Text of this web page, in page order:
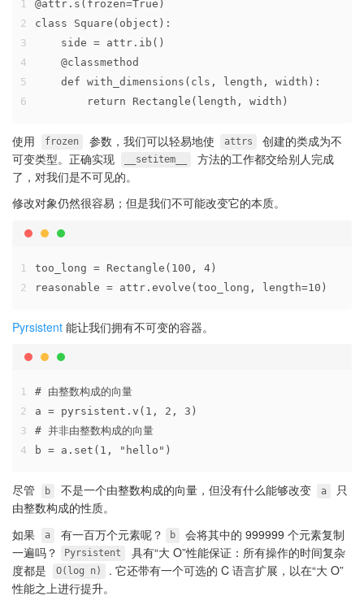
1
2
3
4
5
6
@attr.s(frozen=True)
class Square(object):
    side = attr.ib()
    @classmethod
    def with_dimensions(cls, length, width):
        return Rectangle(length, width)
使用 frozen 参数，我们可以轻易地使 attrs
创建的类成为不
可变类型。正确实现
__setitem__
方法的工作都交给别人完成
了，对我们是不可见的。
修改对象仍然很容易；但是我们不可能改变它的本质。
1
2
too_long = Rectangle(100, 4)
reasonable = attr.evolve(too_long, length=10)
Pyrsistent 能让我们拥有不可变的容器。
1
2
3
4
# 由整数构成的向量
a = pyrsistent.v(1, 2, 3)
# 并非由整数构成的向量
b = a.set(1, "hello")
尽管 b 不是一个由整数构成的向量，但没有什么能够改变 a
只
由整数构成的性质。
如果
a 有一百万个元素呢？ b
会将其中的 999999 个元素复制
一遍吗？
Pyrsistent
具有“大 O”性能保证：所有操作的时间复杂
度都是
O(log n)
. 它还带有一个可选的 C 语言扩展，以在“大 O”
性能之上进行提升。